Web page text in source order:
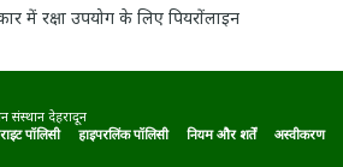
में रक्षा उपयोग के लिए पियरोंलाइन
संस्थान देहरादून
पॉलिसी हाइपरलिंक पॉलिसी नियम और शर्तें अस्वीकरण